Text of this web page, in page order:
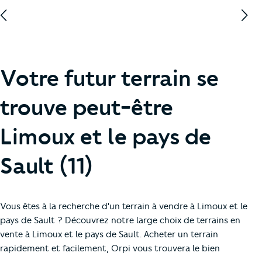
Votre futur terrain se
trouve peut-être
Limoux et le pays de
Sault (11)
Vous êtes à la recherche d'un terrain à vendre à Limoux et le
pays de Sault ? Découvrez notre large choix de terrains en
vente à Limoux et le pays de Sault. Acheter un terrain
rapidement et facilement, Orpi vous trouvera le bien